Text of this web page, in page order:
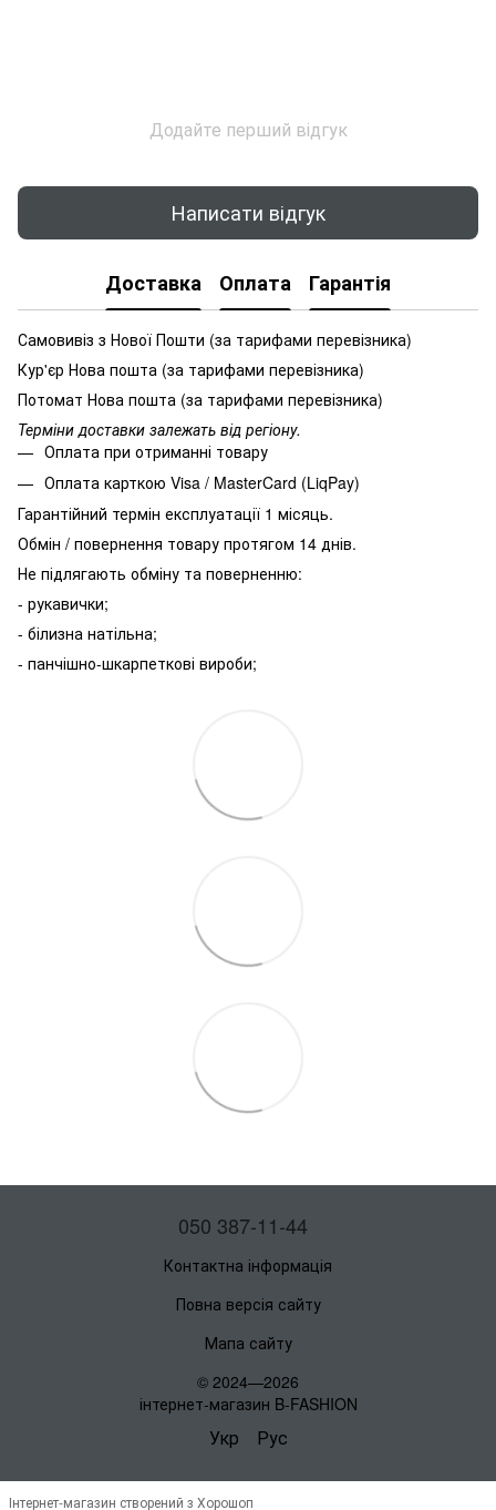
Додайте перший відгук
Написати відгук
Доставка Оплата Гарантія
Самовивіз з Нової Пошти (за тарифами перевізника)
Кур'єр Нова пошта (за тарифами перевізника)
Потомат Нова пошта (за тарифами перевізника)
Терміни доставки залежать від регіону.
Оплата при отриманні товару
Оплата карткою Visa / MasterCard (LiqPay)
Гарантійний термін експлуатації 1 місяць.
Обмін / повернення товару протягом 14 днів.
Не підлягають обміну та поверненню:
- рукавички;
- білизна натільна;
- панчішно-шкарпеткові вироби;
050 387-11-44
Контактна інформація
Повна версія сайту
Мапа сайту
© 2024—2026
інтернет-магазин B-FASHION
Укр Рус
Інтернет-магазин створений з Хорошоп